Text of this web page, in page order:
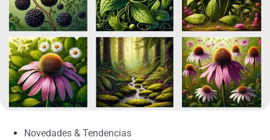
Novedades & Tendencias